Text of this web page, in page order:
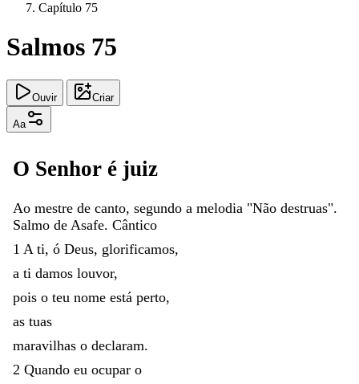
Capítulo 75
Salmos 75
Ouvir Criar
Aa
O Senhor é juiz
Ao mestre de canto, segundo a melodia "Não destruas".
Salmo de Asafe. Cântico
1 A ti, ó Deus, glorificamos,
a ti damos louvor,
pois o teu nome está perto,
as tuas
maravilhas o declaram.
2 Quando eu ocupar o